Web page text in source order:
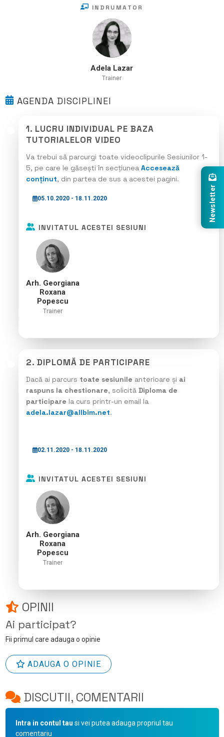
INDRUMATOR
Adela Lazar
Trainer
AGENDA DISCIPLINEI
1. LUCRU INDIVIDUAL PE BAZA
TUTORIALELOR VIDEO
Va trebui să parcurgi toate videoclipurile Sesiunilor 1-
5, pe care le găsești în secțiunea Accesează
conținut, din partea de sus a acestei pagini.
05.10.2020 - 18.11.2020
INVITATUL ACESTEI SESIUNI
Arh. Georgiana
Roxana
Popescu
Trainer
2. DIPLOMĂ DE PARTICIPARE
Dacă ai parcurs toate sesiunile anterioare și ai
raspuns la chestionare, solicită Diploma de
participare la curs printr-un email la
adela.lazar@allbim.net.
02.11.2020 - 18.11.2020
INVITATUL ACESTEI SESIUNI
Arh. Georgiana
Roxana
Popescu
Trainer
OPINII
Ai participat?
Fii primul care adauga o opinie
ADAUGA O OPINIE
DISCUTII, COMENTARII
Intra in contul tau si vei putea adauga propriul tau
comentariu
Newsletter